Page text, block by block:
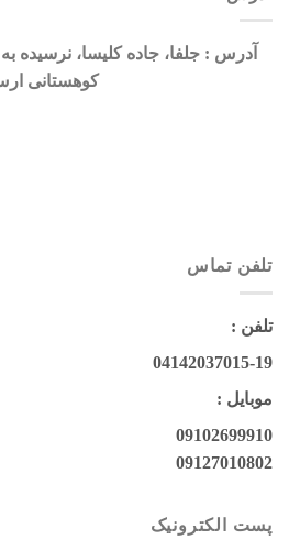
آدرس : جلفا، جاده کلیسا، نرسیده
کوهستانی
تلفن تماس
تلفن :
04142037015-19
موبایل :
09102699910
09127010802
پست الکترونیک